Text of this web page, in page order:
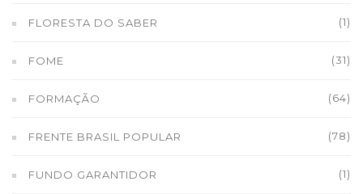
FLORESTA DO SABER (1)
FOME (31)
FORMAÇÃO (64)
FRENTE BRASIL POPULAR (78)
FUNDO GARANTIDOR (1)